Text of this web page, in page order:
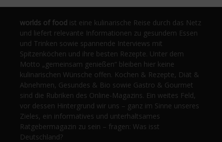
worlds of food ist eine kulinarische Reise durch das Netz
und liefert relevante Informationen zu gesundem Essen
und Trinken sowie spannende Interviews mit
Spitzenköchen und ihre besten Rezepte. Unter dem
Motto „gemeinsam genießen“ bleiben hier keine
kulinarischen Wünsche offen. Kochen & Rezepte, Diät &
Abnehmen, Gesundes & Bio sowie Gastro & Gourmet
sind die Rubriken des Online-Magazins. Ein weites Feld,
vor dessen Hintergrund wir uns – ganz im Sinne unseres
Zieles, ein informatives und unterhaltsames
Ratgebermagazin zu sein – fragen: Was isst
Deutschland?